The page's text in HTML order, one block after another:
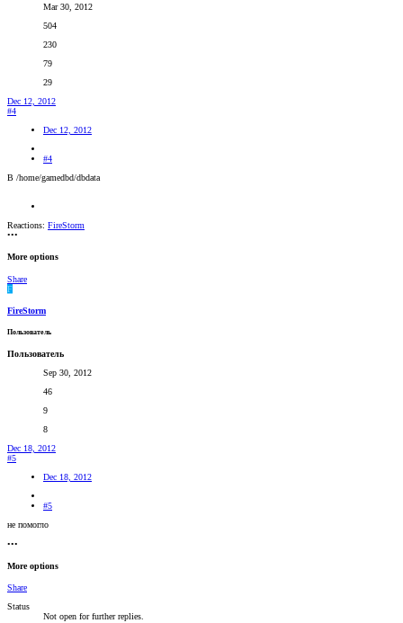
Mar 30, 2012
504
230
79
29
Dec 12, 2012
#4
Dec 12, 2012
#4
В /home/gamedbd/dbdata
Reactions: FireStorm
•••
More options
Share
F
FireStorm
Пользователь
Пользователь
Sep 30, 2012
46
9
8
Dec 18, 2012
#5
Dec 18, 2012
#5
не помогло
•••
More options
Share
Status
Not open for further replies.